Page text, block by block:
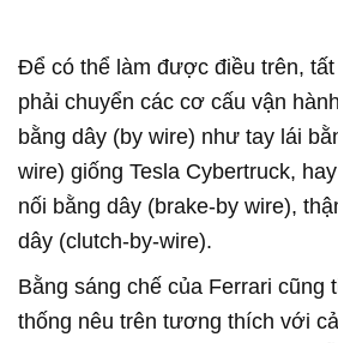
Để có thể làm được điều trên,
phải chuyển các cơ cấu vận
bằng dây (by wire) như tay lái
wire) giống Tesla Cybertruck,
nối bằng dây (brake-by wire),
dây (clutch-by-wire).
Bằng sáng chế của Ferrari cũng
thống nêu trên tương thích với